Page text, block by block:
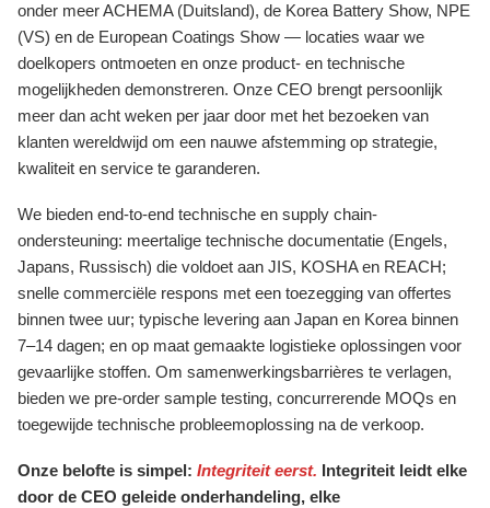
onder meer ACHEMA (Duitsland), de Korea Battery Show, NPE
(VS) en de European Coatings Show — locaties waar we
doelkopers ontmoeten en onze product- en technische
mogelijkheden demonstreren. Onze CEO brengt persoonlijk
meer dan acht weken per jaar door met het bezoeken van
klanten wereldwijd om een nauwe afstemming op strategie,
kwaliteit en service te garanderen.
We bieden end-to-end technische en supply chain-
ondersteuning: meertalige technische documentatie (Engels,
Japans, Russisch) die voldoet aan JIS, KOSHA en REACH;
snelle commerciële respons met een toezegging van offertes
binnen twee uur; typische levering aan Japan en Korea binnen
7–14 dagen; en op maat gemaakte logistieke oplossingen voor
gevaarlijke stoffen. Om samenwerkingsbarrières te verlagen,
bieden we pre-order sample testing, concurrerende MOQs en
toegewijde technische probleemoplossing na de verkoop.
Onze belofte is simpel: Integriteit eerst. Integriteit leidt elke
door de CEO geleide onderhandeling, elke